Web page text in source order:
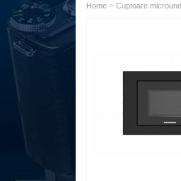
Home > Cuptoare